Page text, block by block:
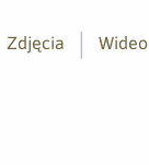
Zdjęcia Wideo